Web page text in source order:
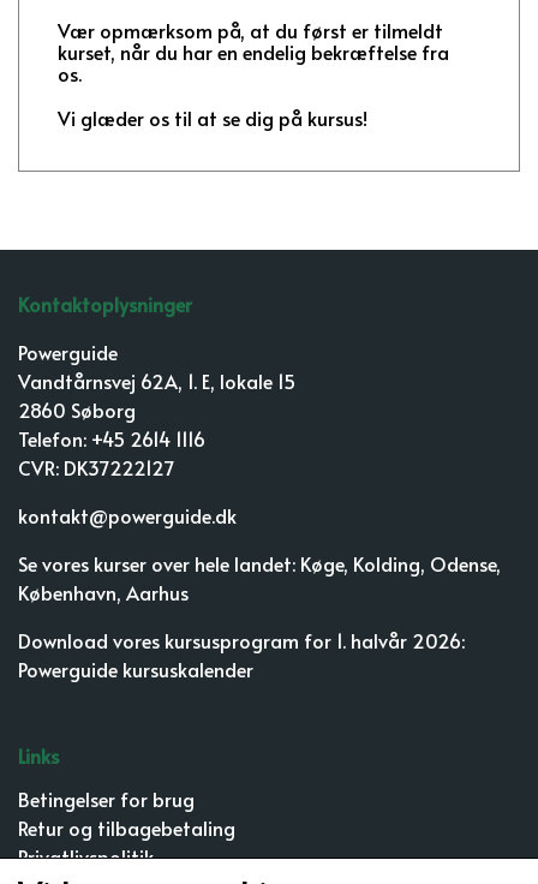
Vær opmærksom på, at du først er tilmeldt
kurset, når du har en endelig bekræftelse fra
os.
Vi glæder os til at se dig på kursus!
Kontaktoplysninger
Powerguide
Vandtårnsvej 62A, 1. E, lokale 15
2860 Søborg
Telefon: +45 2614 1116
CVR: DK37222127
kontakt@powerguide.dk
Se vores kurser over hele landet: Køge, Kolding, Odense,
København, Aarhus
Download vores kursusprogram for 1. halvår 2026:
Powerguide kursuskalender
Links
Betingelser for brug
Retur og tilbagebetaling
Privatlivspolitik